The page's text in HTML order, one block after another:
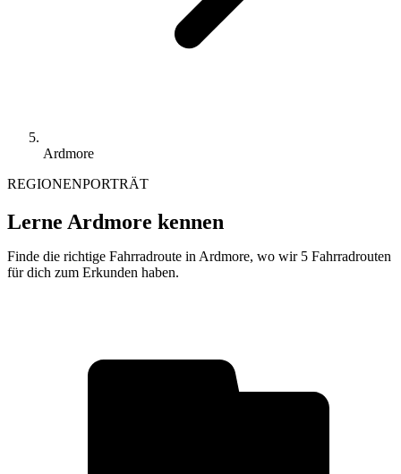
Ardmore
REGIONENPORTRÄT
Lerne Ardmore kennen
Finde die richtige Fahrradroute in Ardmore, wo wir 5 Fahrradrouten
für dich zum Erkunden haben.